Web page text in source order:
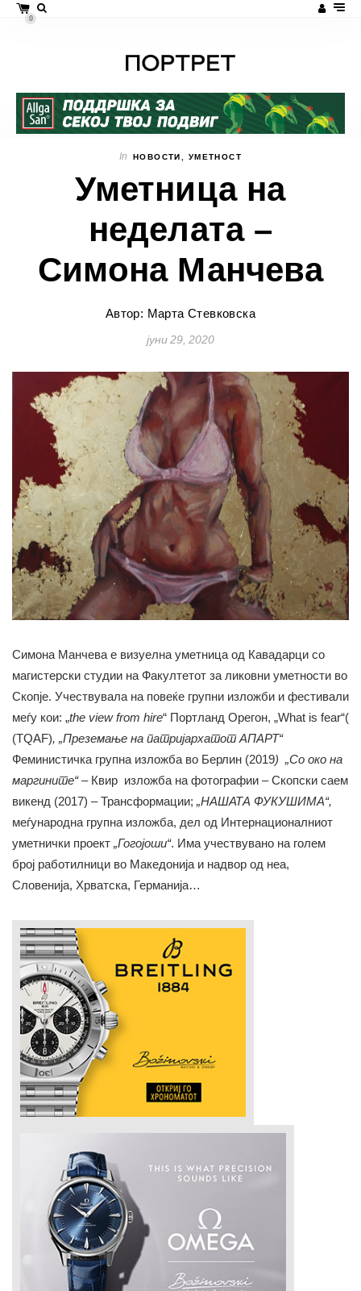
0
In НОВОСТИ УМЕТНОСТ
Уметница на
неделата –
Симона Манчева
Автор: Марта Стевковска
јуни 29, 2020
Симона Манчева е визуелна уметница од Кавадарци со
магистерски студии на Факултетот за ликовни уметности во
Скопје. Учествувала на повеќе групни изложби и фестивали
меѓу кои: „the view from hire“ Портланд Орегон, „What is fear“(
(TQAF), „Преземање на патријархатот АПАРТ“
Феминистичка групна изложба во Берлин (2019) „Со око на
маргините“– Квир изложба на фотографии – Скопски саем
викенд (2017) – Трансформации; „НАШАТА ФУКУШИМА“,
меѓународна групна изложба, дел од Интернационалниот
уметнички проект „Гогојоши“. Има учествувано на голем
број работилници во Македонија и надвор од неа,
Словенија, Хрватска, Германија…